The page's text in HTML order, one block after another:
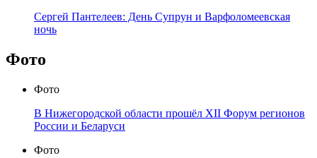
Сергей Пантелеев: День Супрун и Варфоломеевская
ночь
Фото
Фото
В Нижегородской области прошёл XII Форум регионов
России и Беларуси
Фото